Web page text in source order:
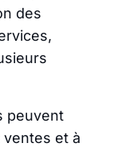
des
peuvent
et à